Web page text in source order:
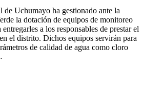
Uchumayo ha gestionado ante la
la dotación de equipos de monitoreo
a los responsables de prestar el
el distrito. Dichos equipos servirán para
de calidad de agua como cloro